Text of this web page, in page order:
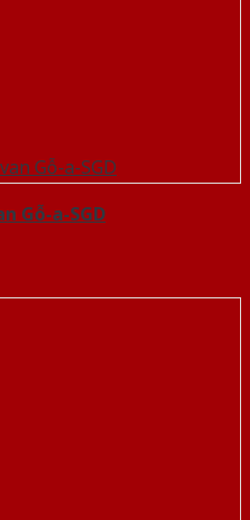
Gỗ-a-SGD